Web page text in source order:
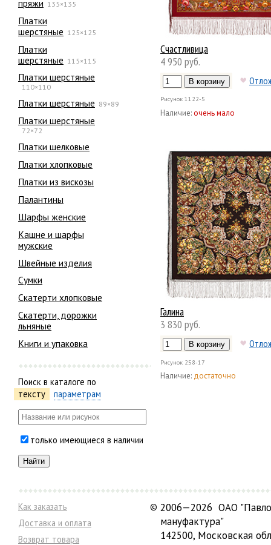
пряжи 135×135
Платки
шерстяные 125×125
Платки
шерстяные 115×115
Платки шерстяные
110×110
Платки шерстяные 89×89
Платки шерстяные
72×72
Платки шелковые
Платки хлопковые
Платки из вискозы
Палантины
Шарфы женские
Кашне и шарфы
мужские
Швейные изделия
Сумки
Скатерти хлопковые
Скатерти, дорожки
льняные
Книги и упаковка
Поиск в каталоге по
тексту
параметрам
только имеющиеся в наличии
Счастливица
4 950 руб.
Рисунок 1122-5
Наличие:очень мало
Галина
3 830 руб.
Рисунок 258-17
Наличие: достаточно
Как заказать
Доставка и оплата
Возврат товара
© 2006—2026 ОАО
мануфактура"
142500, Московская